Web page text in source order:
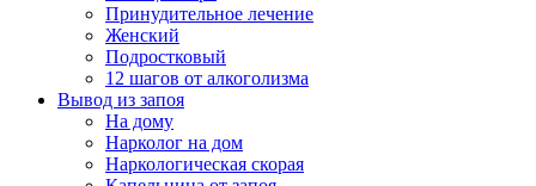
Принудительное лечение
Женский
Подростковый
12 шагов от алкоголизма
Вывод из запоя
На дому
Нарколог на дом
Наркологическая скорая